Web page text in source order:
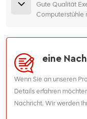
Gute Qualität
Computerstühle
eine
Wenn Sie an unseren
Details erfahren
Nachricht. Wir werden